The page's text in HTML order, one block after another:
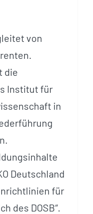
von
die
Institut für
in
Deutschland
für
des DOSB“.